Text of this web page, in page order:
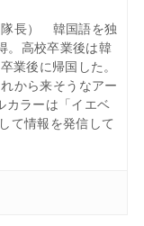
隊長） 韓国語を独
。高校卒業後は韓
業後に帰国した。
から来そうなアー
カラーは「イエベ
て情報を発信して